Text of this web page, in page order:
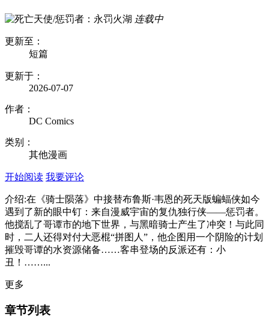
连载中
更新至：
短篇
更新于：
2026-07-07
作者：
DC Comics
类别：
其他漫画
开始阅读 我要评论
介绍:在《骑士陨落》中接替布鲁斯·韦恩的死天版蝙蝠侠如今
遇到了新的眼中钉：来自漫威宇宙的复仇独行侠——惩罚者。
他搅乱了哥谭市的地下世界，与黑暗骑士产生了冲突！与此同
时，二人还得对付大恶棍“拼图人”，他企图用一个阴险的计划
摧毁哥谭的水资源储备……客串登场的反派还有：小
丑！……...
更多
章节列表